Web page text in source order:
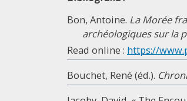
Bon, Antoine. La Morée
archéologiques sur la
Read online : https://
Bouchet, René (éd.).